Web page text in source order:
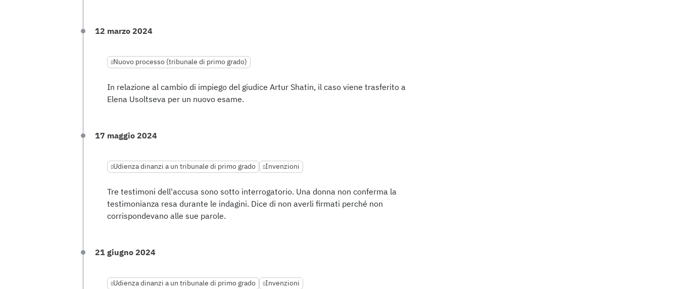
12 marzo 2024
Nuovo processo (tribunale di primo grado)
In relazione al cambio di impiego del giudice Artur Shatin, il caso viene trasferito a
Elena Usoltseva per un nuovo esame.
17 maggio 2024
Udienza dinanzi a un tribunale di primo grado Invenzioni
Tre testimoni dell'accusa sono sotto interrogatorio. Una donna non conferma la
testimonianza resa durante le indagini. Dice di non averli firmati perché non
corrispondevano alle sue parole.
21 giugno 2024
Udienza dinanzi a un tribunale di primo grado Invenzioni